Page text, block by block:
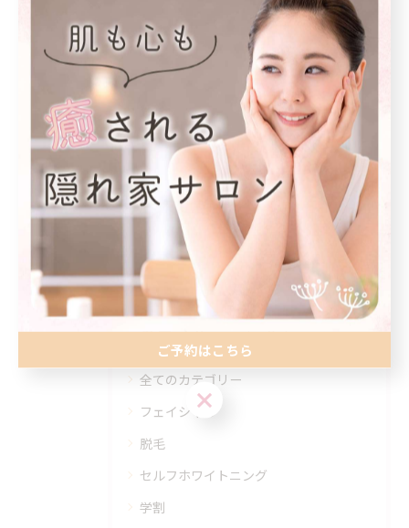
#江別サロン
#江別プライベートサロン
#綺麗を味方に
#江別ホワイトニング
一覧に戻る 次のページ >
カテゴリー Categories
全てのカテゴリー
フェイシャル
脱毛
セルフホワイトニング
学割
ご予約はこちら
ご予約はこちら